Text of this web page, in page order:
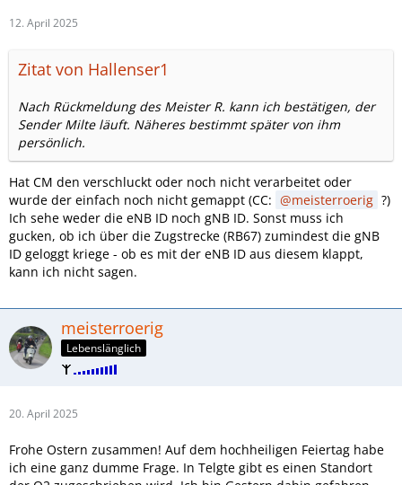
12. April 2025
Zitat von Hallenser1
Nach Rückmeldung des Meister R. kann ich bestätigen, der
Sender Milte läuft. Näheres bestimmt später von ihm
persönlich.
Hat CM den verschluckt oder noch nicht verarbeitet oder
wurde der einfach noch nicht gemappt (CC:
meisterroerig ?)
Ich sehe weder die eNB ID noch gNB ID. Sonst muss ich
gucken, ob ich über die Zugstrecke (RB67) zumindest die gNB
ID geloggt kriege - ob es mit der eNB ID aus diesem klappt,
kann ich nicht sagen.
meisterroerig
Lebenslänglich
20. April 2025
Frohe Ostern zusammen! Auf dem hochheiligen Feiertag habe
ich eine ganz dumme Frage. In Telgte gibt es einen Standort